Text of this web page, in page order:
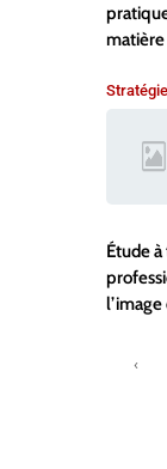
matière
Étude
l’image
Stratégie
‹